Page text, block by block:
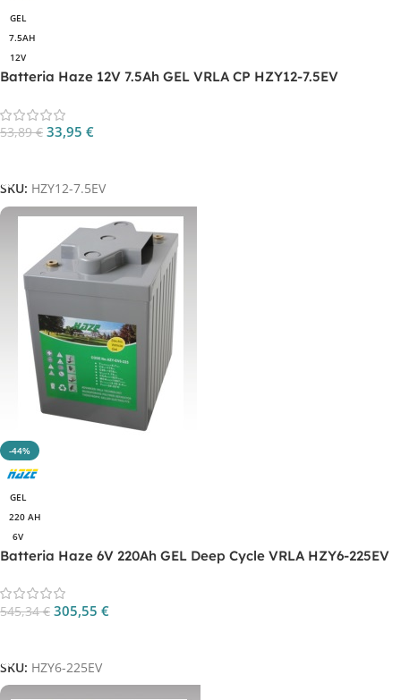
GEL
7.5AH
12V
Batteria Haze 12V 7.5Ah GEL VRLA CP HZY12-7.5EV
53,89€ 33,95 €
SKU: HZY12-7.5EV
-44%
GEL
220 AH
6V
Batteria Haze 6V 220Ah GEL Deep Cycle VRLA HZY6-225EV
545,34€ 305,55 €
SKU: HZY6-225EV